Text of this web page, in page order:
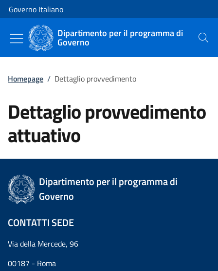
Vai al contenuto
Vai alla navigazione del sito
Governo Italiano
Dipartimento per il programma di
Governo Cerca
Homepage / Dettaglio provvedimento
Dettaglio provvedimento
attuativo
Dipartimento per il programma di
Governo
CONTATTI SEDE
Via della Mercede, 96
00187 - Roma